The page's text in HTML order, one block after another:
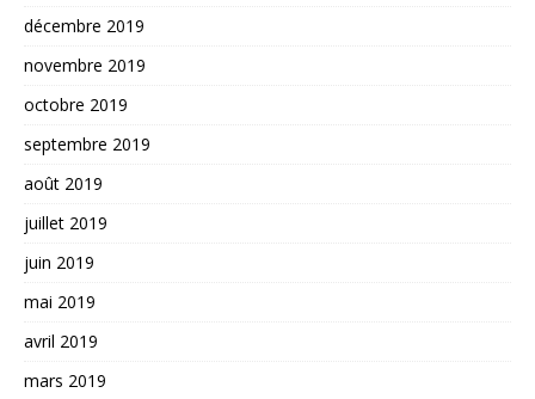
décembre 2019
novembre 2019
octobre 2019
septembre 2019
août 2019
juillet 2019
juin 2019
mai 2019
avril 2019
mars 2019